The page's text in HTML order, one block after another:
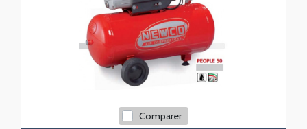
Comparer